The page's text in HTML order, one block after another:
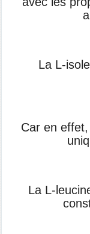
La L-
Car en
La L-